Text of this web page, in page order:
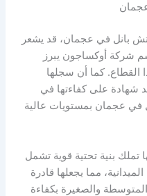
بانل في عجمان، قد يشعر
شركة أوكساجون يبرز
القطاع. كما أن سجلها
شهادة على كفاءتها في
في عجمان بمستويات عالية
تملك بنية تحتية قوية تشمل
مما يجعلها قادرة
والصغيرة بكفاءة